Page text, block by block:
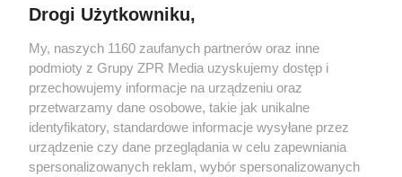
MATERIAŁ SPONSOROWANY
Drogi Użytkowniku,
My, naszych 1160 zaufanych partnerów oraz inne
podmioty z Grupy ZPR Media uzyskujemy dostęp i
przechowujemy informacje na urządzeniu oraz
przetwarzamy dane osobowe, takie jak unikalne
identyfikatory, standardowe informacje wysyłane przez
urządzenie czy dane przeglądania w celu zapewniania
spersonalizowanych reklam, wybór spersonalizowanych